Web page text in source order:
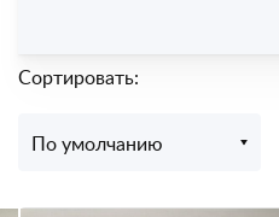
Сортировать:
По умолчанию